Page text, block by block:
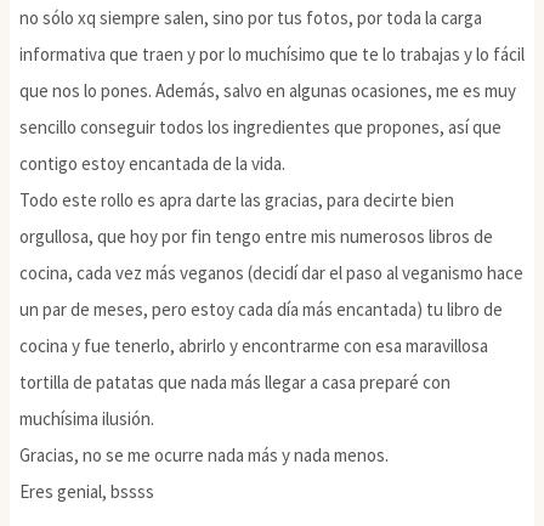
no sólo xq siempre salen, sino por tus fotos, por toda la carga
informativa que traen y por lo muchísimo que te lo trabajas y lo fácil
que nos lo pones. Además, salvo en algunas ocasiones, me es muy
sencillo conseguir todos los ingredientes que propones, así que
contigo estoy encantada de la vida.
Todo este rollo es apra darte las gracias, para decirte bien
orgullosa, que hoy por fin tengo entre mis numerosos libros de
cocina, cada vez más veganos (decidí dar el paso al veganismo hace
un par de meses, pero estoy cada día más encantada) tu libro de
cocina y fue tenerlo, abrirlo y encontrarme con esa maravillosa
tortilla de patatas que nada más llegar a casa preparé con
muchísima ilusión.
Gracias, no se me ocurre nada más y nada menos.
Eres genial, bssss